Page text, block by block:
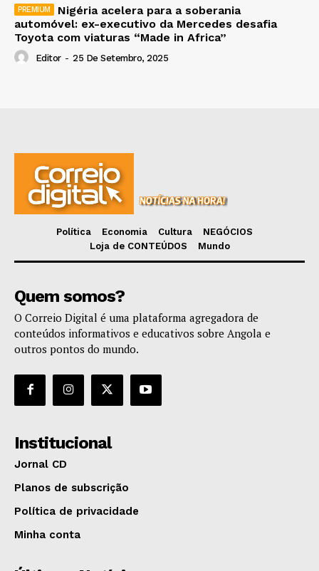
Nigéria acelera para a soberania
automóvel: ex-executivo da Mercedes desafia
Toyota com viaturas “Made in Africa”
Editor - 25 De Setembro, 2025
Política Economia Cultura
NEGÓCIOS
Loja de CONTEÚDOS
Mundo
Quem somos?
O Correio Digital é uma plataforma agregadora de
conteúdos informativos e educativos sobre Angola e
outros pontos do mundo.
Institucional
Jornal CD
Planos de subscrição
Política de privacidade
Minha conta